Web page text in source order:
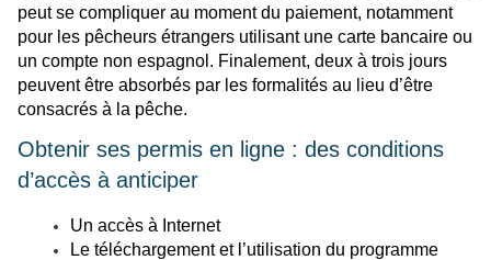
peut se compliquer au moment du paiement, notamment
pour les pêcheurs étrangers utilisant une carte bancaire ou
un compte non espagnol. Finalement, deux à trois jours
peuvent être absorbés par les formalités au lieu d’être
consacrés à la pêche.
Obtenir ses permis en ligne : des conditions
d’accès à anticiper
Un accès à Internet
Le téléchargement et l’utilisation du programme